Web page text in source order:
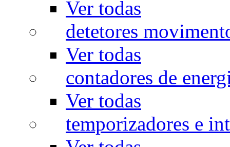
Ver todas
detetores
Ver todas
contadores de
Ver todas
temporizadores e